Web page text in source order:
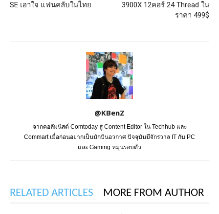
SE เอาใจ แฟนคลับในไทย
3900X 12คอร์ 24 Thread ใน
ราคา 499$
@KBenZ
จากคอลัมนิสต์ Comtoday สู่ Content Editor ใน Techhub และ
Commart เมื่อก่อนอยากเป็นนักบินอวกาศ ปัจจุบันมีจักรวาล IT กับ PC
และ Gaming หมุนรอบตัว
RELATED ARTICLES MORE FROM AUTHOR